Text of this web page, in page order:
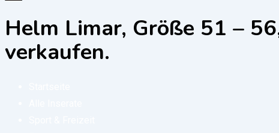
Helm Limar, Größe 51 –
verkaufen.